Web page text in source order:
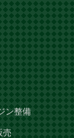
ン整備
売